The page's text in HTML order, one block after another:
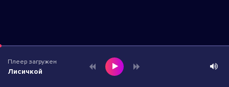
Плеер загружен
Лисичкой